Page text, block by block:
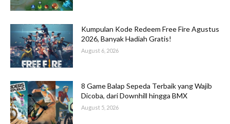
Kumpulan Kode Redeem Free Fire Agustus
2026, Banyak Hadiah Gratis!
August 6, 2026
8 Game Balap Sepeda Terbaik yang Wajib
Dicoba, dari Downhill hingga BMX
August 5, 2026